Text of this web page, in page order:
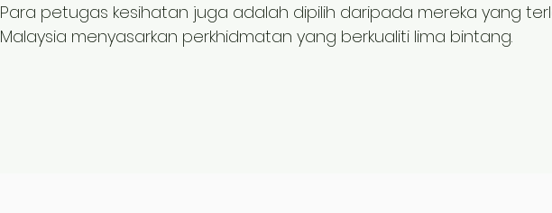
Para petugas kesihatan juga adalah dipilih daripada mereka yang
Malaysia menyasarkan perkhidmatan yang berkualiti lima bintang.